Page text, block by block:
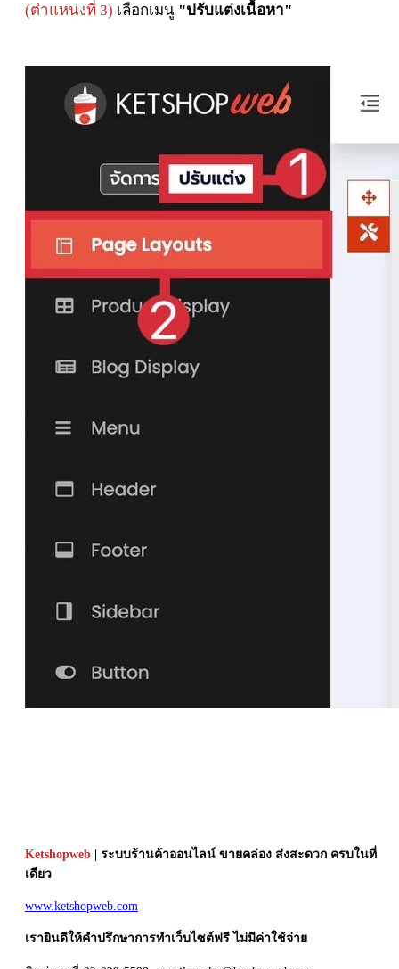
(ตำแหน่งที่ 3) เลือกเมนู "ปรับแต่งเนื้อหา"
Ketshopweb | ระบบร้านค้าออนไลน์ ขายคล่อง ส่งสะดวก ครบในที่
เดียว
www.ketshopweb.com
เรายินดีให้คำปรึกษาการทำเว็บไซต์ฟรี ไม่มีค่าใช้จ่าย